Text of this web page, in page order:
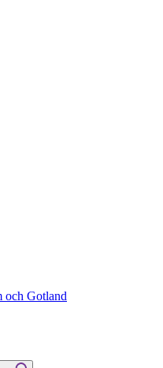
och Gotland